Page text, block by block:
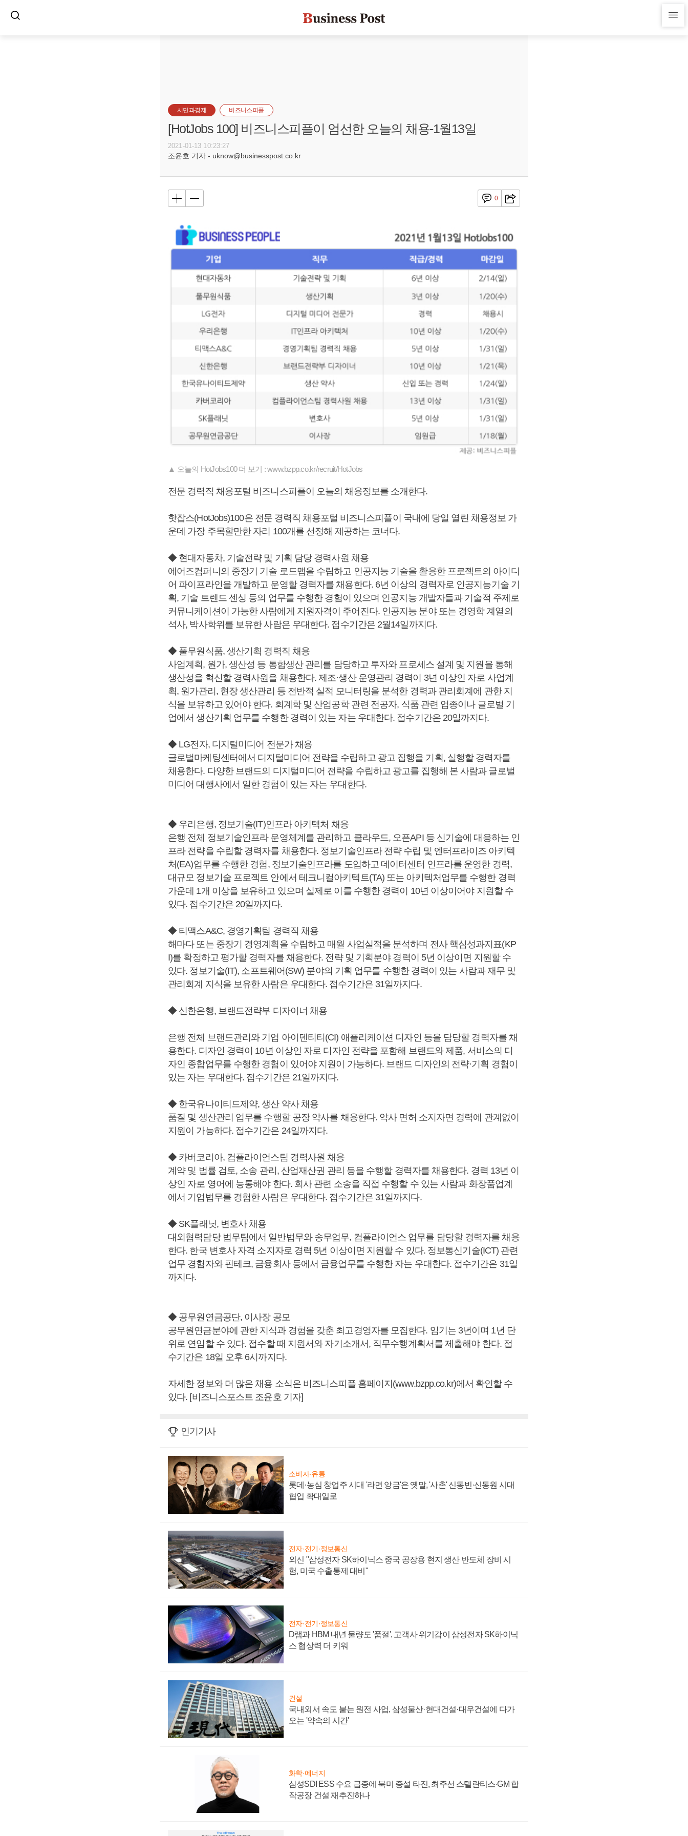
시민과경제 비즈니스피플
[HotJobs 100] 비즈니스피플이 엄선한 오늘의 채용-1월13일
2021-01-13 10:23:27
조윤호 기자 - uknow@businesspost.co.kr
0
▲ 오늘의 HotJobs100 더 보기 : www.bzpp.co.kr/recruit/HotJobs
전문 경력직 채용포털 비즈니스피플이 오늘의 채용정보를 소개한다.
핫잡스(HotJobs)100은 전문 경력직 채용포털 비즈니스피플이 국내에 당일 열린 채용정보 가
운데 가장 주목할만한 자리 100개를 선정해 제공하는 코너다.
◆ 현대자동차, 기술전략 및 기획 담당 경력사원 채용
에어즈컴퍼니의 중장기 기술 로드맵을 수립하고 인공지능 기술을 활용한 프로젝트의 아이디
어 파이프라인을 개발하고 운영할 경력자를 채용한다. 6년 이상의 경력자로 인공지능기술 기
획, 기술 트렌드 센싱 등의 업무를 수행한 경험이 있으며 인공지능 개발자들과 기술적 주제로
커뮤니케이션이 가능한 사람에게 지원자격이 주어진다. 인공지능 분야 또는 경영학 계열의
석사, 박사학위를 보유한 사람은 우대한다. 접수기간은 2월14일까지다.
◆ 풀무원식품, 생산기획 경력직 채용
사업계획, 원가, 생산성 등 통합생산 관리를 담당하고 투자와 프로세스 설계 및 지원을 통해
생산성을 혁신할 경력사원을 채용한다. 제조·생산 운영관리 경력이 3년 이상인 자로 사업계
획, 원가관리, 현장 생산관리 등 전반적 실적 모니터링을 분석한 경력과 관리회계에 관한 지
식을 보유하고 있어야 한다. 회계학 및 산업공학 관련 전공자, 식품 관련 업종이나 글로벌 기
업에서 생산기획 업무를 수행한 경력이 있는 자는 우대한다. 접수기간은 20일까지다.
◆ LG전자, 디지털미디어 전문가 채용
글로벌마케팅센터에서 디지털미디어 전략을 수립하고 광고 집행을 기획, 실행할 경력자를
채용한다. 다양한 브랜드의 디지털미디어 전략을 수립하고 광고를 집행해 본 사람과 글로벌
미디어 대행사에서 일한 경험이 있는 자는 우대한다.
◆ 우리은행, 정보기술(IT)인프라 아키텍처 채용
은행 전체 정보기술인프라 운영체계를 관리하고 클라우드, 오픈API 등 신기술에 대응하는 인
프라 전략을 수립할 경력자를 채용한다. 정보기술인프라 전략 수립 및 엔터프라이즈 아키텍
처(EA)업무를 수행한 경험, 정보기술인프라를 도입하고 데이터센터 인프라를 운영한 경력,
대규모 정보기술 프로젝트 안에서 테크니컬아키텍트(TA) 또는 아키텍처업무를 수행한 경력
가운데 1개 이상을 보유하고 있으며 실제로 이를 수행한 경력이 10년 이상이어야 지원할 수
있다. 접수기간은 20일까지다.
◆ 티맥스A&C, 경영기획팀 경력직 채용
해마다 또는 중장기 경영계획을 수립하고 매월 사업실적을 분석하며 전사 핵심성과지표(KP
I)를 확정하고 평가할 경력자를 채용한다. 전략 및 기획분야 경력이 5년 이상이면 지원할 수
있다. 정보기술(IT), 소프트웨어(SW) 분야의 기획 업무를 수행한 경력이 있는 사람과 재무 및
관리회계 지식을 보유한 사람은 우대한다. 접수기간은 31일까지다.
◆ 신한은행, 브랜드전략부 디자이너 채용
은행 전체 브랜드관리와 기업 아이덴티티(CI) 애플리케이션 디자인 등을 담당할 경력자를 채
용한다. 디자인 경력이 10년 이상인 자로 디자인 전략을 포함해 브랜드와 제품, 서비스의 디
자인 종합업무를 수행한 경험이 있어야 지원이 가능하다. 브랜드 디자인의 전략·기획 경험이
있는 자는 우대한다. 접수기간은 21일까지다.
◆ 한국유나이티드제약, 생산 약사 채용
품질 및 생산관리 업무를 수행할 공장 약사를 채용한다. 약사 면허 소지자면 경력에 관계없이
지원이 가능하다. 접수기간은 24일까지다.
◆ 카버코리아, 컴플라이언스팀 경력사원 채용
계약 및 법률 검토, 소송 관리, 산업재산권 관리 등을 수행할 경력자를 채용한다. 경력 13년 이
상인 자로 영어에 능통해야 한다. 회사 관련 소송을 직접 수행할 수 있는 사람과 화장품업계
에서 기업법무를 경험한 사람은 우대한다. 접수기간은 31일까지다.
◆ SK플래닛, 변호사 채용
대외협력담당 법무팀에서 일반법무와 송무업무, 컴플라이언스 업무를 담당할 경력자를 채용
한다. 한국 변호사 자격 소지자로 경력 5년 이상이면 지원할 수 있다. 정보통신기술(ICT) 관련
업무 경험자와 핀테크, 금융회사 등에서 금융업무를 수행한 자는 우대한다. 접수기간은 31일
까지다.
◆ 공무원연금공단, 이사장 공모
공무원연금분야에 관한 지식과 경험을 갖춘 최고경영자를 모집한다. 임기는 3년이며 1년 단
위로 연임할 수 있다. 접수할 때 지원서와 자기소개서, 직무수행계획서를 제출해야 한다. 접
수기간은 18일 오후 6시까지다.
자세한 정보와 더 많은 채용 소식은 비즈니스피플 홈페이지(www.bzpp.co.kr)에서 확인할 수
있다. [비즈니스포스트 조윤호 기자]
인기기사
소비자·유통
롯데·농심 창업주 시대 '라면 앙금'은 옛말, '사촌' 신동빈·신동원 시대
협업 확대일로
전자·전기·정보통신
외신 "삼성전자 SK하이닉스 중국 공장용 현지 생산 반도체 장비 시
험, 미국 수출통제 대비"
전자·전기·정보통신
D램과 HBM 내년 물량도 '품절', 고객사 위기감이 삼성전자 SK하이닉
스 협상력 더 키워
건설
국내외서 속도 붙는 원전 사업, 삼성물산·현대건설·대우건설에 다가
오는 '약속의 시간'
화학·에너지
삼성SDI ESS 수요 급증에 북미 증설 타진, 최주선 스텔란티스·GM 합
작공장 건설 재추진하나